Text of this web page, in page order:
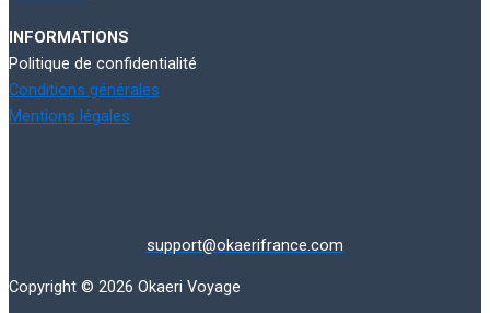
INFORMATIONS
Politique de confidentialité
Conditions générales
Mentions légales
support@okaerifrance.com
Copyright © 2026 Okaeri Voyage